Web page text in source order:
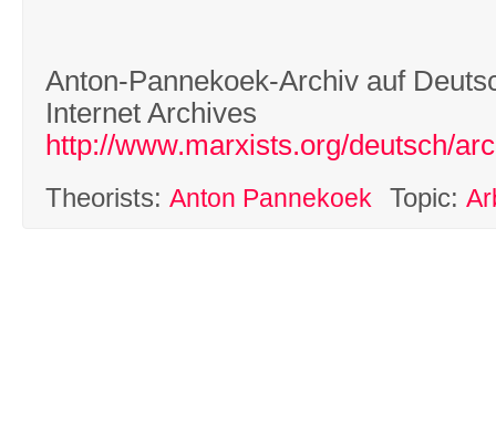
Anton-Pannekoek-Archiv auf
Internet Archives
http://www.marxists.org/deutsch/
Theorists: Anton Pannekoek Topic: